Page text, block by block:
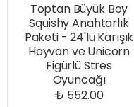
Toptan Büyük Boy
Squishy Anahtarlık
Paketi - 24'lü Karışık
Hayvan ve Unicorn
Figürlü Stres
Oyuncağı
₺ 552.00